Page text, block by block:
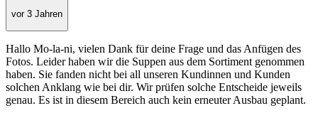
vor 3 Jahren
Hallo Mo-la-ni, vielen Dank für deine Frage und das Anfügen des
Fotos. Leider haben wir die Suppen aus dem Sortiment genommen
haben. Sie fanden nicht bei all unseren Kundinnen und Kunden
solchen Anklang wie bei dir. Wir prüfen solche Entscheide jeweils
genau. Es ist in diesem Bereich auch kein erneuter Ausbau geplant.